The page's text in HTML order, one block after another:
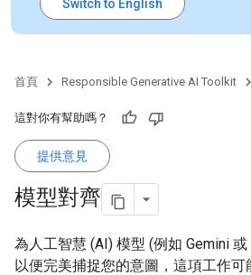
首頁 Responsible Generative AI Toolkit
這對你有幫助嗎？
提供意見
模型對齊
為人工智慧 (AI) 模型 (例如 Gemini 或
以便完美捕捉您的意圖，這項工作可